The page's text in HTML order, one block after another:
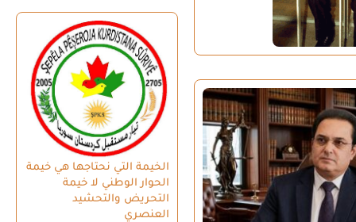
الخيمة التي نحتاجها هي خيمة
الحوار الوطني لا خيمة
التحريض والتحشيد
العنصري